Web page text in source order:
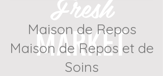
MARKET
Maison de Repos
Maison de Repos et de
Soins